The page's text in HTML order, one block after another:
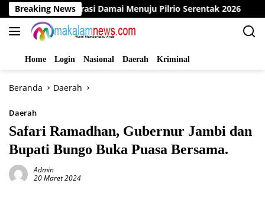
Langsung
ke
konten
Breaking News
Deklarasi Damai Menuju Pilrio Serentak 2026 Dinas
Home Login Nasional Daerah Kriminal
Beranda Daerah
Daerah
Safari Ramadhan, Gubernur Jambi dan
Bupati Bungo Buka Puasa Bersama.
Admin
20 Maret 2024